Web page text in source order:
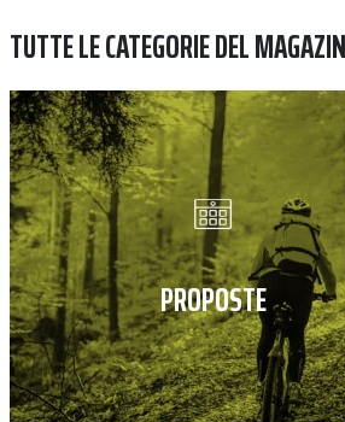
TUTTE LE CATEGORIE DEL
PROPOSTE